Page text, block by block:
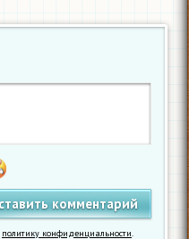
политику конфиденциальности.